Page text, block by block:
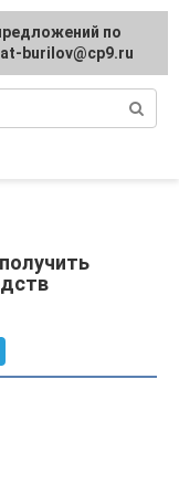
по
burilov@cp9.ru